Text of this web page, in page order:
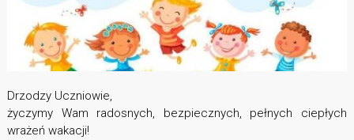
Drzodzy Uczniowie,
życzymy Wam radosnych, bezpiecznych, pełnych ciepłych
wrażeń wakacji!